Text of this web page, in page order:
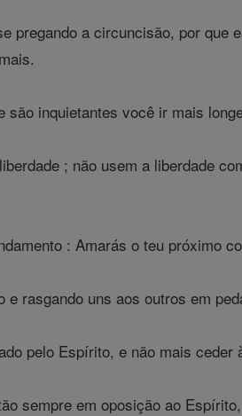
pregando a circuncisão, por que
são inquietantes você ir mais
; não usem a liberdade
: Amarás o teu próximo
e rasgando uns aos outros em
pelo Espírito, e não mais ceder
sempre em oposição ao